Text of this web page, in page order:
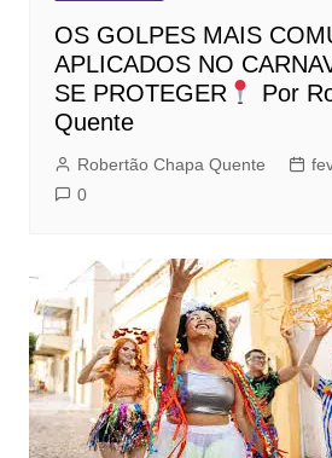
OS GOLPES MAIS
APLICADOS NO
SE PROTEGER
Por
Quente
Robertão Chapa Quente
0